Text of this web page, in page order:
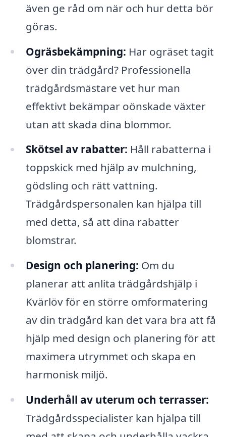
även ge råd om när och hur detta bör
göras.
Ogräsbekämpning: Har ogräset tagit
över din trädgård? Professionella
trädgårdsmästare vet hur man
effektivt bekämpar oönskade växter
utan att skada dina blommor.
Skötsel av rabatter: Håll rabatterna i
toppskick med hjälp av mulchning,
gödsling och rätt vattning.
Trädgårdspersonalen kan hjälpa till
med detta, så att dina rabatter
blomstrar.
Design och planering: Om du
planerar att anlita trädgårdshjälp i
Kvärlöv för en större omformatering
av din trädgård kan det vara bra att få
hjälp med design och planering för att
maximera utrymmet och skapa en
harmonisk miljö.
Underhåll av uterum och terrasser:
Trädgårdsspecialister kan hjälpa till